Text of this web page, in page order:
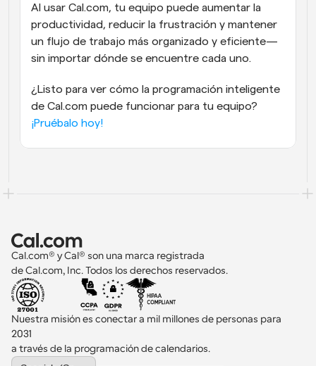
Al usar Cal.com, tu equipo puede aumentar la
productividad, reducir la frustración y mantener
un flujo de trabajo más organizado y eficiente—
sin importar dónde se encuentre cada uno.
¿Listo para ver cómo la programación inteligente
¡Pruébalo hoy!
Cal.com® y Cal® son una marca registrada
de Cal.com, Inc. Todos los derechos reservados.
Nuestra misión es conectar a mil millones de personas para
2031
a través de la programación de calendarios.
Select Language